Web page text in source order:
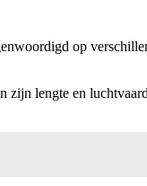
op
zijn lengte en